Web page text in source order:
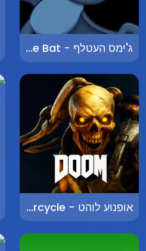
ג'ימס העטלף - James the Bat
אופנוע לוהט - Hot Motorcycle